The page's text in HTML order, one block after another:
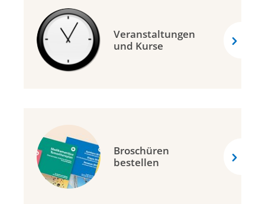
Veranstaltungen
und Kurse
Broschüren
bestellen